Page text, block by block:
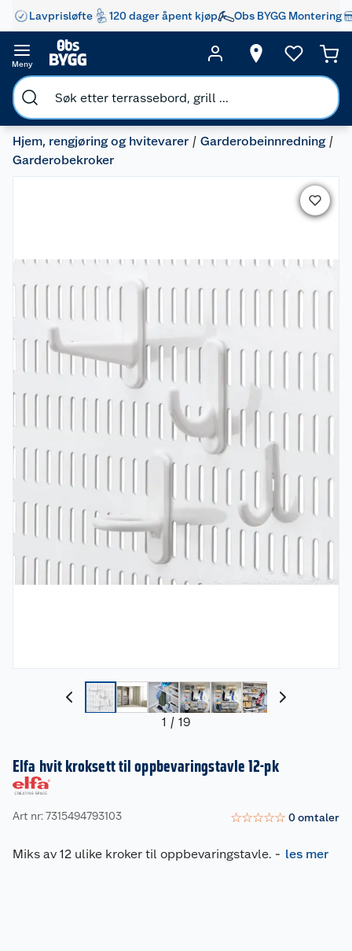
Lavprisløfte 120 dager åpent kjøp Obs BYGG Montering
Meny
Hjem, rengjøring og hvitevarer
Garderobeinnredning
Garderobekroker
1 / 19
Elfa hvit kroksett til oppbevaringstavle 12-pk
Art nr: 7315494793103 ☆☆☆☆☆ 0omtaler
Miks av 12 ulike kroker til oppbevaringstavle. - les mer